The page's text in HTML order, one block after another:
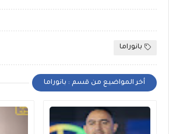
بانوراما
أخر المواضيع من قسم : بانوراما